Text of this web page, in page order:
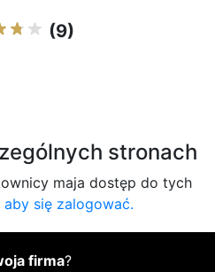
(9)
stronach
maja dostęp do tych
aby się zalogować.
firma?